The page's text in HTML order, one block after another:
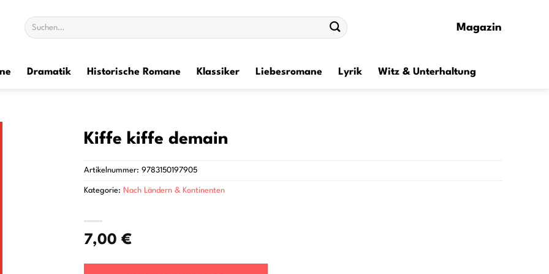
Suchen
nach:
Magazin
Dramatik Historische Romane Klassiker Liebesromane Lyrik Witz & Unterhaltung
Kiffe kiffe demain
7,00€
Artikelnummer:9783150197905
Kategorie: Nach Ländern & Kontinenten